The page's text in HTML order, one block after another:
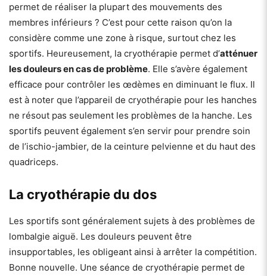
permet de réaliser la plupart des mouvements des
membres inférieurs ? C’est pour cette raison qu’on la
considère comme une zone à risque, surtout chez les
sportifs. Heureusement, la cryothérapie permet d’atténuer
les douleurs en cas de problème. Elle s’avère également
efficace pour contrôler les œdèmes en diminuant le flux. Il
est à noter que l’appareil de cryothérapie pour les hanches
ne résout pas seulement les problèmes de la hanche. Les
sportifs peuvent également s’en servir pour prendre soin
de l’ischio-jambier, de la ceinture pelvienne et du haut des
quadriceps.
La cryothérapie du dos
Les sportifs sont généralement sujets à des problèmes de
lombalgie aiguë. Les douleurs peuvent être
insupportables, les obligeant ainsi à arrêter la compétition.
Bonne nouvelle. Une séance de cryothérapie permet de